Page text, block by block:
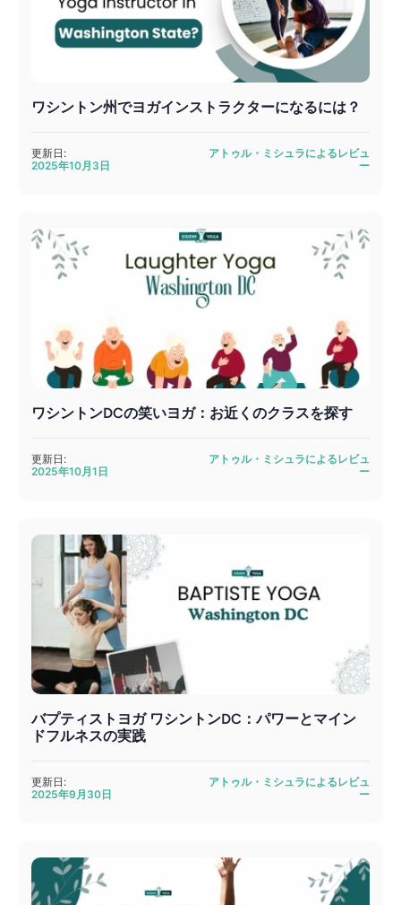
ワシントン州でヨガインストラクターになるには？
更新日:
2025年10月3日
アトゥル・ミシュラによるレビュ
ー
ワシントンDCの笑いヨガ：お近くのクラスを探す
更新日:
2025年10月1日
アトゥル・ミシュラによるレビュ
ー
バプティストヨガ ワシントンDC：パワーとマイン
ドフルネスの実践
更新日:
2025年9月30日
アトゥル・ミシュラによるレビュ
ー